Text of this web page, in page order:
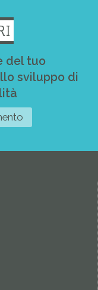
del tuo
sviluppo di